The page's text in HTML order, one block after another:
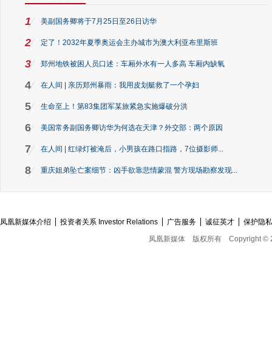
1 美副国务卿将于7月25日至26日访华
2 定了！2032年夏季奥运会主办城市为澳大利亚布里斯班
3 郑州地铁被困人员口述：车厢外水有一人多高 车厢内缺氧
4 在人间 | 亲历郑州暴雨：我用皮划艇救了一个孕妇
5 生命至上！第83集团军某旅紧急实施爆破分洪
6 美国常务副国务卿访华为何选在天津？外交部：两个原因
7 在人间 | 红绿灯被淹后，小男孩在路口指路，7位摄影师...
8 重庆姐弟坠亡案细节：凶手欲靠悲情蒙混 警方现场勘察发现...
凤凰新媒体介绍 投资者关系 Investor Relations 广告服务 诚征英才
保护隐
凤凰新媒体
版权所有 Copyright ©